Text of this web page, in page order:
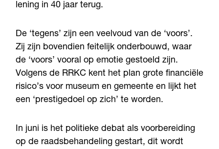
lening in 40 jaar terug.
De ‘tegens’ zijn een veelvoud van de ‘voors’.
Zij zijn bovendien feitelijk onderbouwd, waar
de ‘voors’ vooral op emotie gestoeld zijn.
Volgens de RRKC kent het plan grote financiële
risico’s voor museum en gemeente en lijkt het
een ‘prestigedoel op zich’ te worden.
In juni is het politieke debat als voorbereiding
op de raadsbehandeling gestart, dit wordt